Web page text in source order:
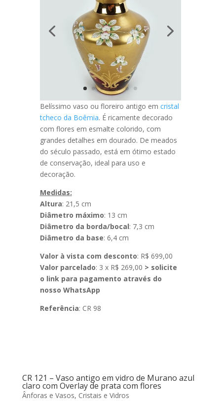
Belíssimo vaso ou floreiro antigo em cristal
tcheco da Boêmia. É ricamente decorado
com flores em esmalte colorido, com
grandes detalhes em dourado. De meados
do século passado, está em ótimo estado
de conservação, ideal para uso e
decoração.
Medidas:
Altura: 21,5 cm
Diâmetro máximo: 13 cm
Diâmetro da borda/bocal: 7,3 cm
Diâmetro da base: 6,4 cm
Valor à vista com desconto: R$ 699,00
Valor parcelado: 3 x R$ 269,00 > solicite
o link para pagamento através do
nosso WhatsApp
Referência: CR 98
CR 121 – Vaso antigo em vidro de Murano azul
claro com Overlay de prata com flores
Ânforas e Vasos, Cristais e Vidros